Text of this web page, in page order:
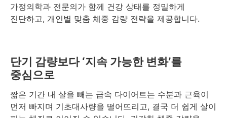
가정의학과 전문의가 함께 건강 상태를 정밀하게
진단하고, 개인별 맞춤 체중 감량 전략을 제공합니다.
단기 감량보다 ‘지속 가능한 변화’를
중심으로
짧은 기간 내 살을 빼는 급속 다이어트는 수분과 근육이
먼저 빠지며 기초대사량을 떨어뜨리고, 결국 더 쉽게 살이